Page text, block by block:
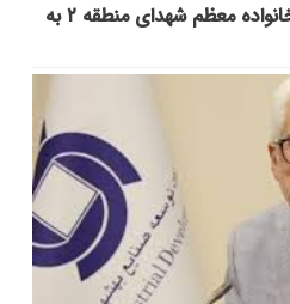
بدرقه کاروان خانواده معظم شهدای منطقه ۲ به